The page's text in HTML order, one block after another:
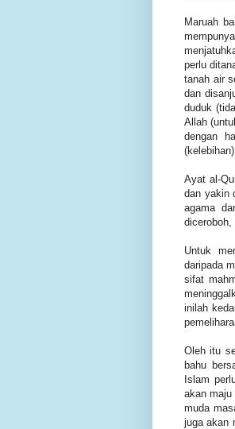
Maruah
perlu
tanah air
dan
duduk
Allah
dengan
Ayat al-
dan yakin
agama
diceroboh,
Untuk
daripada
sifat
inilah
Oleh itu
bahu
Islam
akan maju
muda
juga akan